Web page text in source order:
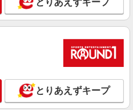
とりあえずキープ
とりあえずキープ